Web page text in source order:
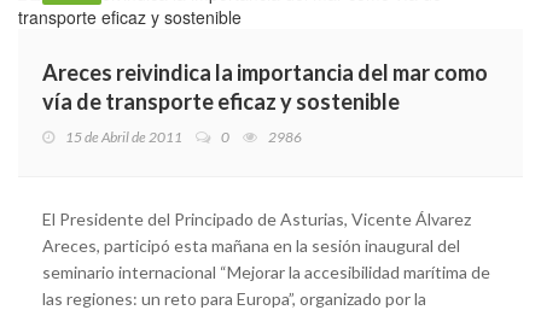
Areces reivindica la importancia del mar como
vía de transporte eficaz y sostenible
15 de Abril de 2011 0 2986
El Presidente del Principado de Asturias, Vicente Álvarez
Areces, participó esta mañana en la sesión inaugural del
seminario internacional “Mejorar la accesibilidad marítima de
las regiones: un reto para Europa”, organizado por la